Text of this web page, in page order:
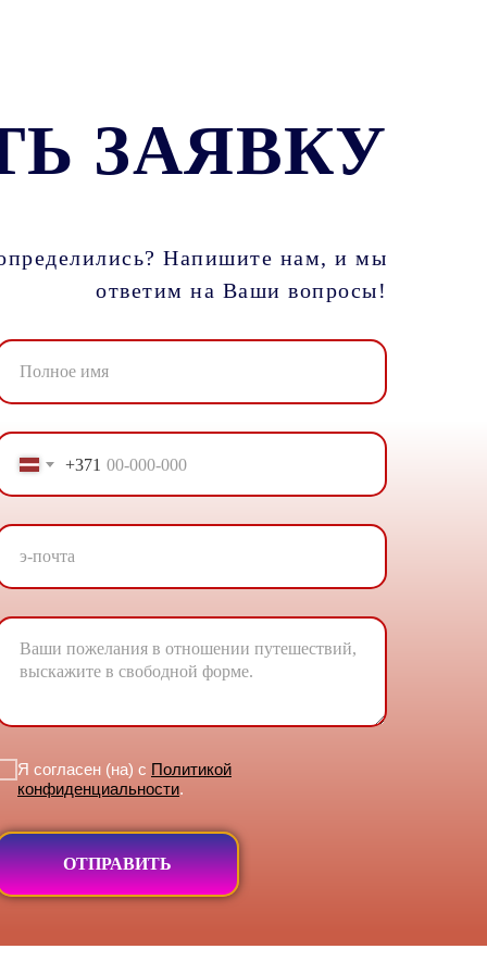
ЗАЯВКУ
Напишите нам, и мы
ответим на Ваши вопросы!
+371
Я согласен (на) с Политикой
конфиденциальности.
ОТПРАВИТЬ